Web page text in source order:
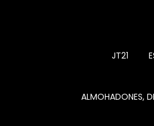
JT21
ALMOHADONES,